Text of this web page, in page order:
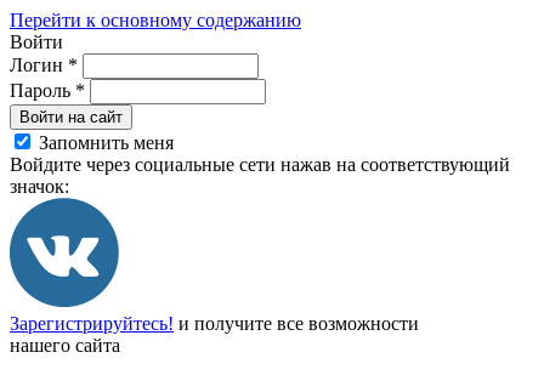
Перейти к основному содержанию
Войти
Логин *
Пароль *
Войти на сайт
Запомнить меня
Войдите через социальные сети нажав на соответствующий
значок:
Зарегистрируйтесь! и получите все возможности
нашего сайта